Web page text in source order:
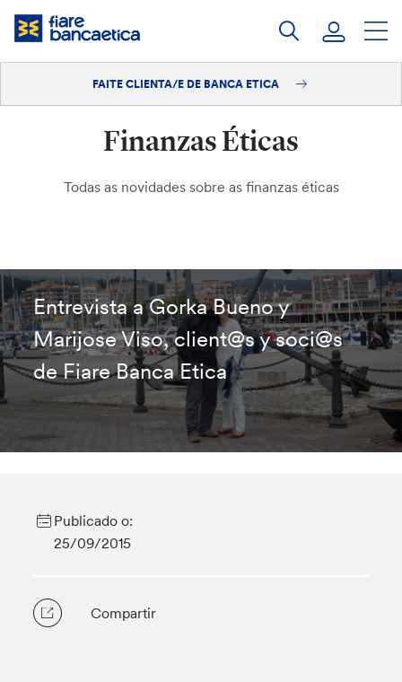
Saltar
FAITE CLIENTA/E DE BANCA ETICA
Finanzas Éticas
Todas as novidades sobre as finanzas éticas
Entrevista a Gorka Bueno y
Marijose Viso, client@s y soci@s
de Fiare Banca Etica
Publicado o:
25/09/2015
Compartir